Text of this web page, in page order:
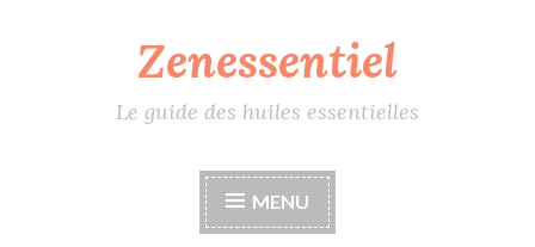
Zenessentiel
Le guide des huiles essentielles
MENU